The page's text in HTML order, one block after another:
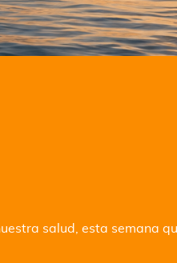
salud, esta semana